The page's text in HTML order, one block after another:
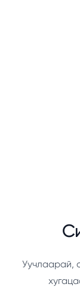
Уучлаарай,